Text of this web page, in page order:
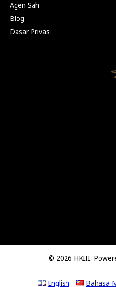
Agen Sah
Blog
Dasar Privasi
© 2026 HKIII.
English Bahasa